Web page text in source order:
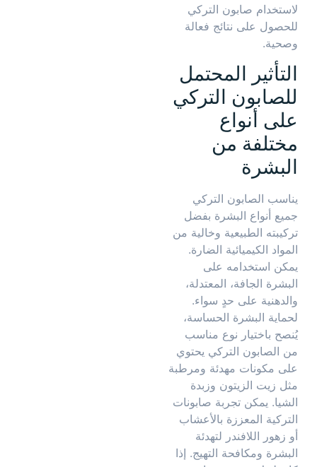
لاستخدام صابون التركي
للحصول على نتائج فعالة
وصحية.
التأثير المحتمل
للصابون التركي
على أنواع
مختلفة من
البشرة
يناسب الصابون التركي
جميع أنواع البشرة بفضل
تركيبته الطبيعية وخالية من
المواد الكيميائية الضارة.
يمكن استخدامه على
البشرة الجافة، المعتدلة،
والدهنية على حدٍ سواء.
لحماية البشرة الحساسة،
يُنصح باختيار نوع مناسب
من الصابون التركي يحتوي
على مكونات مهدئة ومرطبة
مثل زيت الزيتون وزبدة
الشيا. يمكن تجربة صابونات
التركية المعززة بالأعشاب
أو زهور اللافندر لتهدئة
البشرة ومكافحة التهيج. إذا